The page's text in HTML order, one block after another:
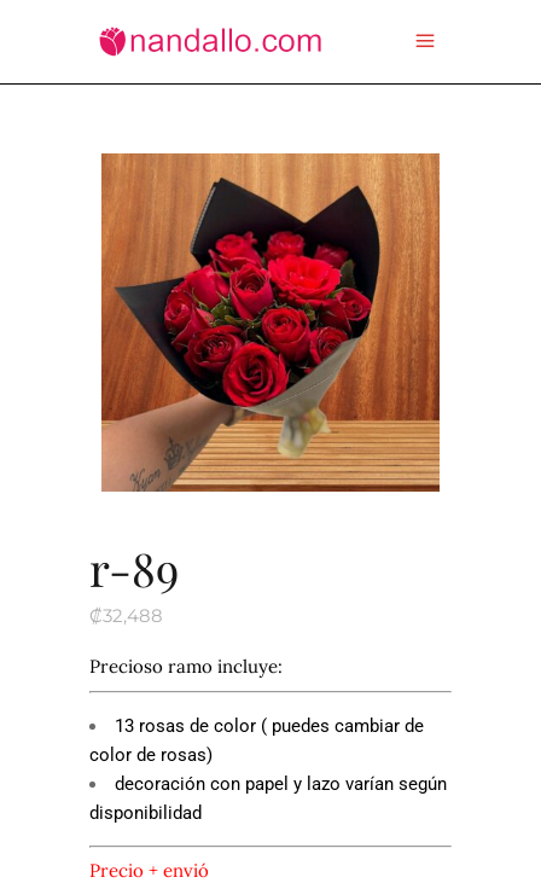
r-89
₡32,488
Precioso ramo incluye:
13 rosas de color ( puedes cambiar de
color de rosas)
decoración con papel y lazo varían según
disponibilidad
Precio + envió